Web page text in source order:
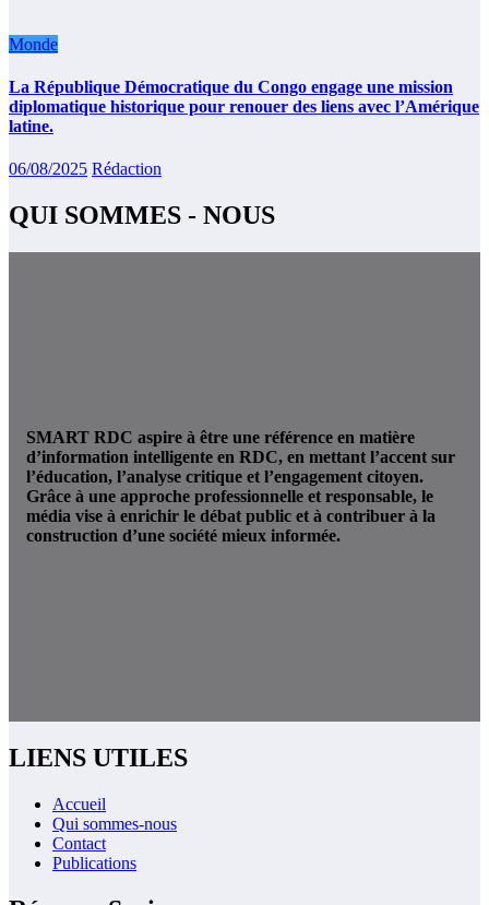
Monde
La République Démocratique du Congo engage une mission
diplomatique historique pour renouer des liens avec l’Amérique
latine.
06/08/2025 Rédaction
QUI SOMMES - NOUS
SMART RDC aspire à être une référence en matière
d’information intelligente en RDC, en mettant l’accent sur
l’éducation, l’analyse critique et l’engagement citoyen.
Grâce à une approche professionnelle et responsable, le
média vise à enrichir le débat public et à contribuer à la
construction d’une société mieux informée.
LIENS UTILES
Accueil
Qui sommes-nous
Contact
Publications